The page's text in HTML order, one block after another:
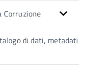
di dati, metadati